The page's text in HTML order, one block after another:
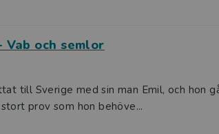
och semlor
till Sverige med sin man Emil, och hon
prov som hon behöve...